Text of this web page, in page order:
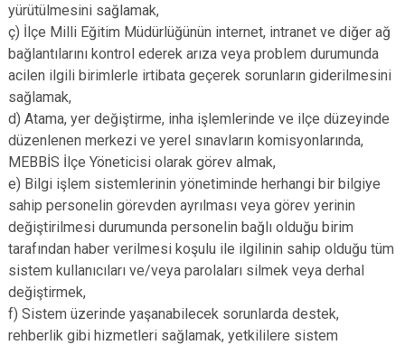
yürütülmesini sağlamak,
ç) İlçe Milli Eğitim Müdürlüğünün internet, intranet ve diğer ağ
bağlantılarını kontrol ederek arıza veya problem durumunda
acilen ilgili birimlerle irtibata geçerek sorunların giderilmesini
sağlamak,
d) Atama, yer değiştirme, inha işlemlerinde ve ilçe düzeyinde
düzenlenen merkezi ve yerel sınavların komisyonlarında,
MEBBİS İlçe Yöneticisi olarak görev almak,
e) Bilgi işlem sistemlerinin yönetiminde herhangi bir bilgiye
sahip personelin görevden ayrılması veya görev yerinin
değiştirilmesi durumunda personelin bağlı olduğu birim
tarafından haber verilmesi koşulu ile ilgilinin sahip olduğu tüm
sistem kullanıcıları ve/veya parolaları silmek veya derhal
değiştirmek,
f) Sistem üzerinde yaşanabilecek sorunlarda destek,
rehberlik gibi hizmetleri sağlamak, yetkililere sistem